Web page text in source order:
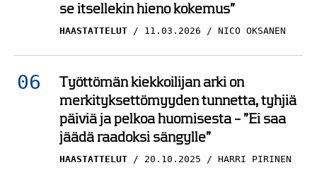
se itsellekin hieno kokemus”
HAASTATTELUT 11.03.2026 NICO OKSANEN
Työttömän kiekkoilijan arki on
merkityksettömyyden tunnetta, tyhjiä
päiviä ja pelkoa huomisesta – ”Ei saa
jäädä raadoksi sängylle”
HAASTATTELUT 20.10.2025 HARRI PIRINEN